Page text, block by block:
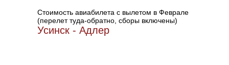
Стоимость авиабилета с вылетом в Феврале
(перелет туда-обратно, сборы включены)
Усинск - Адлер